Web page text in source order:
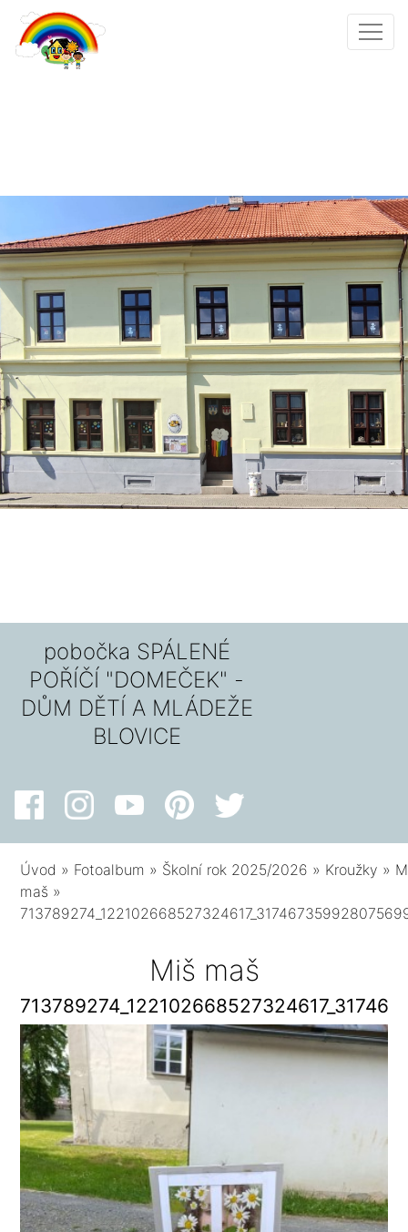
pobočka SPÁLENÉ
POŘÍČÍ "DOMEČEK" -
DŮM DĚTÍ A MLÁDEŽE
BLOVICE
Úvod » Fotoalbum » Školní rok 2025/2026 » Kroužky »
maš »
Miš maš